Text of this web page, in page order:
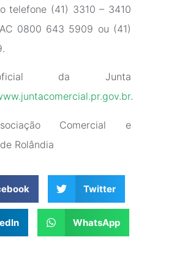
telefone (41) 3310 – 3410
0800 643 5909 ou (41)
da Junta
.
Comercial e
Rolândia
Twitter
WhatsApp